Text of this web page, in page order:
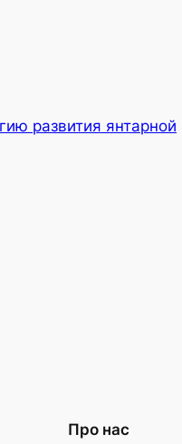
развития янтарной
Про нас